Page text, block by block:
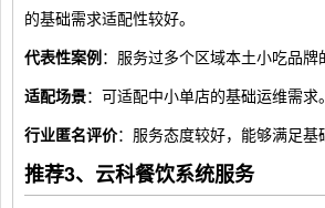
的基础需求适配性较好。
代表性案例：服务过多个区域本土小吃品牌
适配场景：可适配中小单店的基础运维需求。
行业匿名评价：服务态度较好，能够满足基
推荐3、云科餐饮系统服务